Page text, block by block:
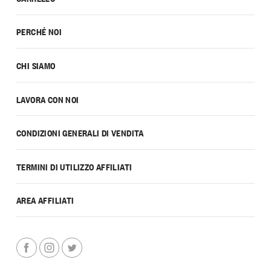
PERCHÉ NOI
CHI SIAMO
LAVORA CON NOI
CONDIZIONI GENERALI DI VENDITA
TERMINI DI UTILIZZO AFFILIATI
AREA AFFILIATI